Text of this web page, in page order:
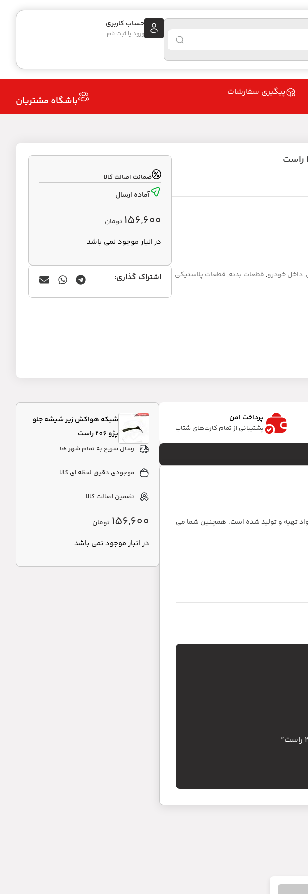
حساب کاربری
ورود یا ثبت نام
پیگیری سفارشات
باشگاه مشتریان
,داخل خودرو,قطعات بدنه,قطعات پلاستیکی
ضمانت اصالت کالا
آماده ارسال
156,600 تومان
در انبار موجود نمی باشد
اشتراک گذاری:
پرداخت امن
پشتیبانی از تمام کارت‌های شتاب
که از بهترین و مرغوب ترین مواد تهیه و تولید شده است. همچنین شما می
شبکه هواکش زیر شیشه جلو
پژو 206 راست
رسال سریع به تمام شهر ها
موجودی دقیق لحظه ای کالا
تضمین اصالت کالا
156,600 تومان
در انبار موجود نمی باشد